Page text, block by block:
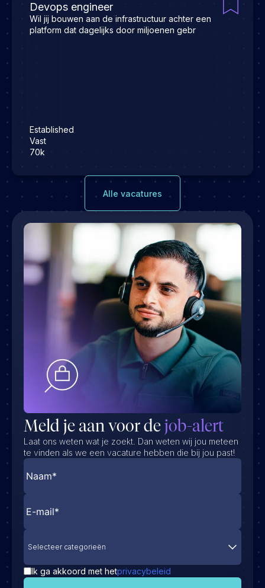
Devops engineer
Wil jij bouwen aan de infrastructuur achter een
platform dat dagelijks door miljoenen gebr
Established
Vast
70k
Alle vacatures
Meld je aan voor dejob-alert
Laat ons weten wat je zoekt. Dan weten wij jou meteen
te vinden als we een vacature hebben die bij jou past!
Selecteer categorieën
Ik ga akkoord met hetprivacybeleid